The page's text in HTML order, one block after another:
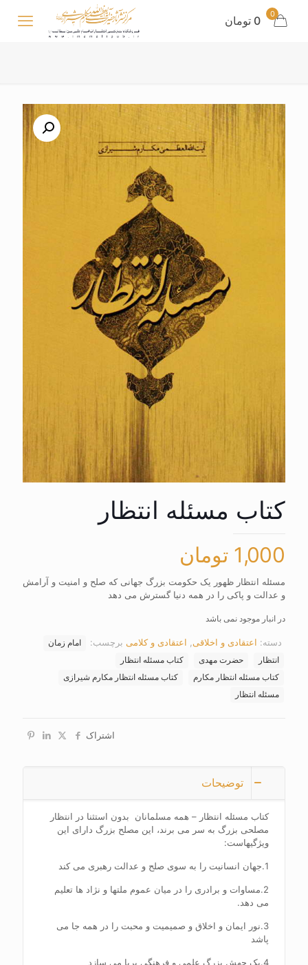
0 0 تومان
کتاب مسئله انتظار
1,000 تومان
مسئله انتظار ظهور یک حکومت بزرگ جهانی که صلح و امنیت و آرامش
و عدالت و پاکی را در همه دنیا گسترش می دهد
در انبار موجود نمی باشد
دسته: اعتقادی و اخلاقی اعتقادی و کلامی برچسب:
امام زمان
انتظار
حضرت مهدی
کتاب مسئله انتظار
کتاب مسئله انتظار مکارم
کتاب مسئله انتظار مکارم شیرازی
مسئله انتظار
اشتراک
توضیحات
کتاب مسئله انتظار – همه مسلمانان بدون استثنا در انتظار
مصلحی بزرگ به سر می برند، این مصلح بزرگ دارای این
ویژگیهاست:
1.جهان انسانیت را به سوی صلح و عدالت رهبری می کند
2.مساوات و برادری را در میان عموم ملتها و نژاد ها تعلیم
می دهد.
3.نور ایمان و اخلاق و صمیمیت و محبت را در همه جا می
پاشد
4.یک جهش بزرگ علمی و فرهنگی برپا می سازد